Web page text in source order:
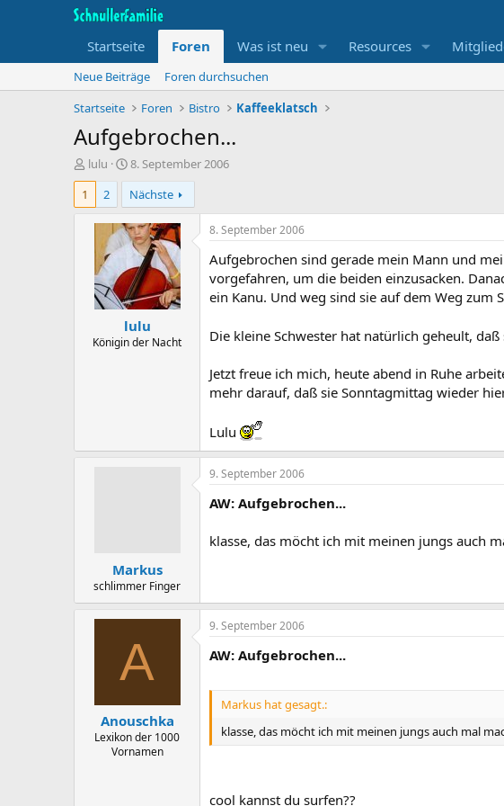
Startseite Foren Was ist neu Resources
Neue Beiträge
Foren durchsuchen
Startseite
Foren Bistro Kaffeeklatsch
Aufgebrochen...
T
h
m
lulu
B
e
g
i
n
n
a
t
u
m
8. September 2006
1
2 Nächste
lulu
Königin der Nacht
8. September 2006
Aufgebrochen sind gerade mein Mann und
vorgefahren, um die beiden einzusacken.
ein Kanu. Und weg sind sie auf dem Weg zum
Die kleine Schwester hat natürlich geheult,
Jetzt freue ich mich, heute abend in Ruhe
mehr darauf, daß sie Sonntagmittag wieder
Lulu
Markus
schlimmer Finger
9. September 2006
AW: Aufgebrochen...
klasse, das möcht ich mit meinen jungs auch
A
Anouschka
Lexikon der 1000
Vornamen
9. September 2006
AW: Aufgebrochen...
Markus hat gesagt.:
klasse, das möcht ich mit meinen jungs auch mal
cool kannst du surfen??